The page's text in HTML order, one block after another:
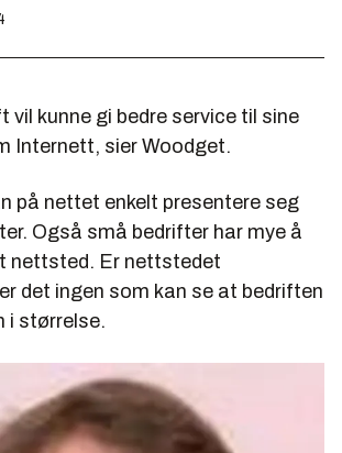
vil kunne gi bedre service til sine
Internett, sier Woodget.
på nettet enkelt presentere seg
Også små bedrifter har mye å
nettsted. Er nettstedet
det ingen som kan se at bedriften
i størrelse.